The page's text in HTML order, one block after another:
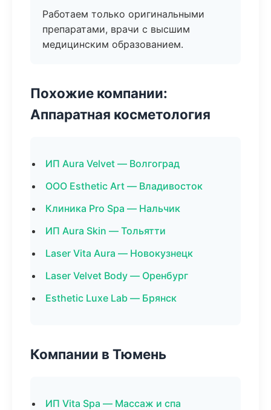
Работаем только оригинальными
препаратами, врачи с высшим
медицинским образованием.
Похожие компании:
Аппаратная косметология
ИП Aura Velvet — Волгоград
ООО Esthetic Art — Владивосток
Клиника Pro Spa — Нальчик
ИП Aura Skin — Тольятти
Laser Vita Aura — Новокузнецк
Laser Velvet Body — Оренбург
Esthetic Luxe Lab — Брянск
Компании в Тюмень
ИП Vita Spa — Массаж и спа